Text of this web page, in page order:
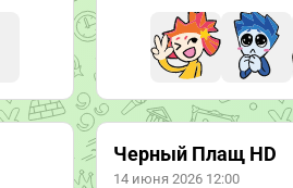
Черный Плащ HD
14 июня 2026 12:00